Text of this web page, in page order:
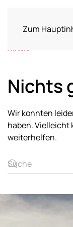
Zum
Nichts
Wir konnten
haben. Vielleicht
weiterhelfen.